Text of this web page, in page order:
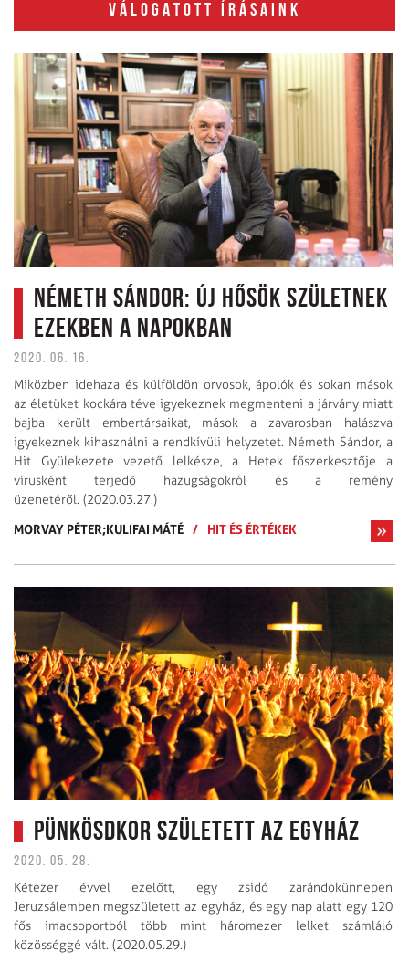
VÁLOGATOTT ÍRÁSAINK
Németh Sándor: Új hősök születnek
ezekben a napokban
2020. 06. 16.
Miközben idehaza és külföldön orvosok, ápolók és sokan mások
az életüket kockára téve igyekeznek megmenteni a járvány miatt
bajba került embertársaikat, mások a zavarosban halászva
igyekeznek kihasználni a rendkívüli helyzetet. Németh Sándor, a
Hit Gyülekezete vezető lelkésze, a Hetek főszerkesztője a
vírusként terjedő hazugságokról és a remény
üzenetéről. (2020.03.27.)
MORVAY PÉTER;KULIFAI MÁTÉ / HIT ÉS ÉRTÉKEK
Pünkösdkor született az egyház
2020. 05. 28.
Kétezer évvel ezelőtt, egy zsidó zarándokünnepen
Jeruzsálemben megszületett az egyház, és egy nap alatt egy 120
fős imacsoportból több mint háromezer lelket számláló
közösséggé vált. (2020.05.29.)